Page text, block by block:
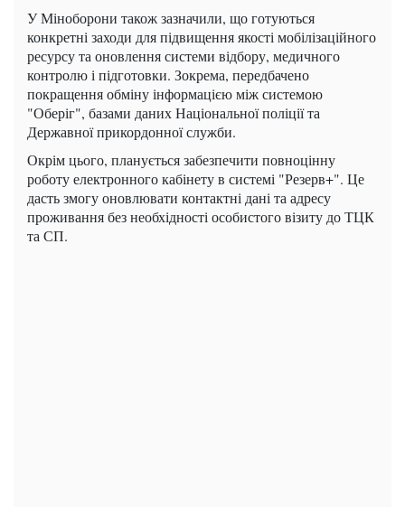
У Міноборони також зазначили, що готуються
конкретні заходи для підвищення якості мобілізаційного
ресурсу та оновлення системи відбору, медичного
контролю і підготовки. Зокрема, передбачено
покращення обміну інформацією між системою
"Оберіг", базами даних Національної поліції та
Державної прикордонної служби.
Окрім цього, планується забезпечити повноцінну
роботу електронного кабінету в системі "Резерв+". Це
дасть змогу оновлювати контактні дані та адресу
проживання без необхідності особистого візиту до ТЦК
та СП.